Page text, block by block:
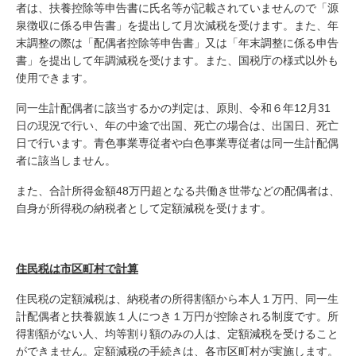
者は、扶養控除等申告書に氏名等が記載されていませんので「源
泉徴収に係る申告書」を提出して月次減税を受けます。また、年
末調整の際は「配偶者控除等申告書」又は「年末調整に係る申告
書」を提出して年調減税を受けます。また、国税庁の様式以外も
使用できます。
同一生計配偶者に該当するかの判定は、原則、令和６年12月31
日の現況で行い、年の中途で出国、死亡の場合は、出国日、死亡
日で行います。青色事業専従者や白色事業専従者は同一生計配偶
者に該当しません。
また、合計所得金額48万円超となる共働き世帯などの配偶者は、
自身が所得税の納税者として定額減税を受けます。
住民税は市区町村で計算
住民税の定額減税は、納税者の所得割額から本人１万円、同一生
計配偶者と扶養親族１人につき１万円が控除される制度です。所
得割額がない人、均等割り額のみの人は、定額減税を受けること
ができません。定額減税の手続きは、各市区町村が実施します。